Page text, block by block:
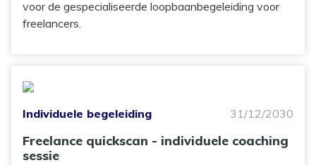
voor de gespecialiseerde loopbaanbegeleiding voor
freelancers.
Individuele begeleiding 31/12/2030
Freelance quickscan - individuele coaching
sessie